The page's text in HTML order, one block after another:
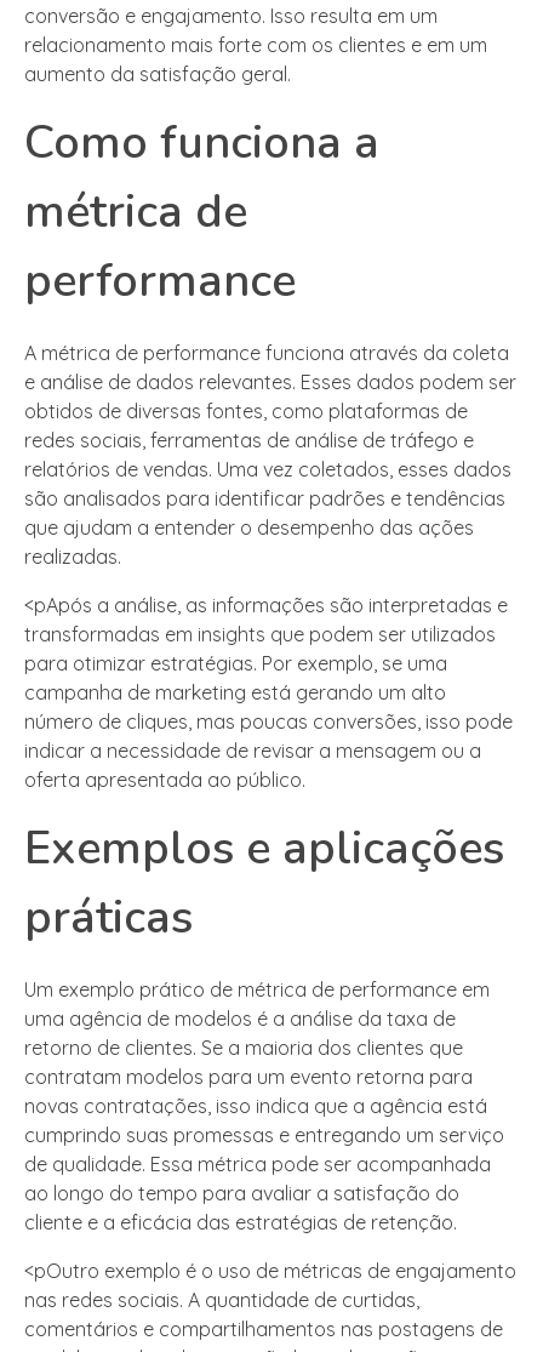
conversão e engajamento. Isso resulta em um
relacionamento mais forte com os clientes e em um
aumento da satisfação geral.
Como funciona a
métrica de
performance
A métrica de performance funciona através da coleta
e análise de dados relevantes. Esses dados podem ser
obtidos de diversas fontes, como plataformas de
redes sociais, ferramentas de análise de tráfego e
relatórios de vendas. Uma vez coletados, esses dados
são analisados para identificar padrões e tendências
que ajudam a entender o desempenho das ações
realizadas.
<pApós a análise, as informações são interpretadas e
transformadas em insights que podem ser utilizados
para otimizar estratégias. Por exemplo, se uma
campanha de marketing está gerando um alto
número de cliques, mas poucas conversões, isso pode
indicar a necessidade de revisar a mensagem ou a
oferta apresentada ao público.
Exemplos e aplicações
práticas
Um exemplo prático de métrica de performance em
uma agência de modelos é a análise da taxa de
retorno de clientes. Se a maioria dos clientes que
contratam modelos para um evento retorna para
novas contratações, isso indica que a agência está
cumprindo suas promessas e entregando um serviço
de qualidade. Essa métrica pode ser acompanhada
ao longo do tempo para avaliar a satisfação do
cliente e a eficácia das estratégias de retenção.
<pOutro exemplo é o uso de métricas de engajamento
nas redes sociais. A quantidade de curtidas,
comentários e compartilhamentos nas postagens de